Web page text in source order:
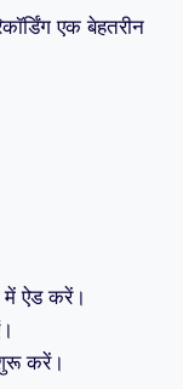
एक बेहतरीन
में ऐड करें।
करें।